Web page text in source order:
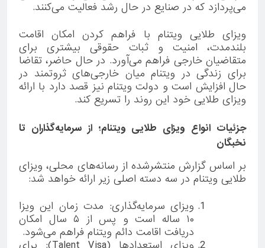
می‌پردازد که در صنایع در حال رشد فعالیت می‌کنند.
ویزای طلایی ویتنام با فراهم کردن امکان اقامت
بلندمدت، امنیت و ثبات حقوقی بیشتری برای
متقاضیان خارجی فراهم می‌آورد. در حال حاضر، تقاضا
برای زندگی در ویتنام میان خارجی‌های ثروتمند در
حال افزایش است و دولت ویتنام نیز قصد دارد با ارائه
ویزای طلایی خود این روند را تسریع کند.
جزئیات انواع ویزای طلایی ویتنام؛ از سرمایه‌گذاران تا
نخبگان
بر اساس گزارش منتشرشده از رسانه‌های محلی، ویزای
طلایی ویتنام در سه دسته اصلی زیر ارائه خواهد شد:
ویزای سرمایه‌گذاری: مدت زمان این ویزا
۱۰ ساله است و پس از ۵ سال امکان
دریافت اقامت دائم ویتنام فراهم می‌شود.